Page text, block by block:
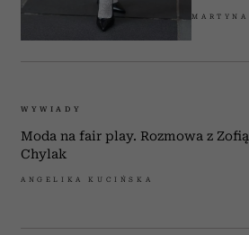
WYWIADY
Moda na fair play. Rozmowa z Zofią
Chylak
ANGELIKA KUCIŃSKA